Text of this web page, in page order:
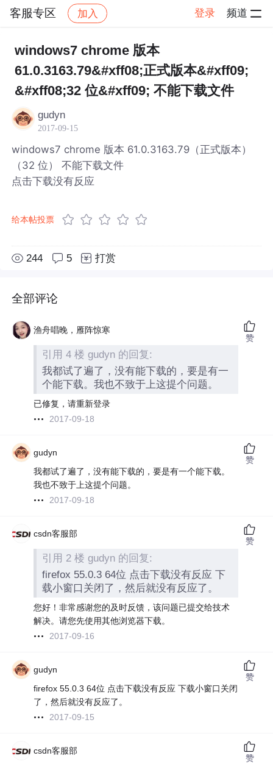
客服专区 加入 登录 频道
社区 客服专区 帖子详情
windows7 chrome 版本
61.0.3163.79&#xff08;正式版本&#xff09;
&#xff08;32 位&#xff09; 不能下载文件
gudyn
2017-09-15
windows7 chrome 版本 61.0.3163.79（正式版本）
（32 位） 不能下载文件
点击下载没有反应
给本帖投票
244 5 打赏
全部评论
渔舟唱晚，雁阵惊寒
引用 4 楼 gudyn 的回复:
我都试了遍了，没有能下载的，要是有一
个能下载。我也不致于上这提个问题。
已修复，请重新登录
2017-09-18
赞
gudyn
我都试了遍了，没有能下载的，要是有一个能下载。
我也不致于上这提个问题。
2017-09-18
赞
csdn客服部
引用 2 楼 gudyn 的回复:
firefox 55.0.3 64位 点击下载没有反应 下
载小窗口关闭了，然后就没有反应了。
您好！非常感谢您的及时反馈，该问题已提交给技术
解决。请您先使用其他浏览器下载。
2017-09-16
赞
gudyn
firefox 55.0.3 64位 点击下载没有反应 下载小窗口关闭
了，然后就没有反应了。
2017-09-15
赞
csdn客服部
赞